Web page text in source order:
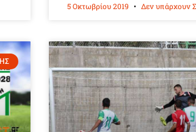
5 Οκτωβρίου 2019 Δεν υπάρχουν